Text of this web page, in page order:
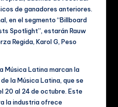
de ganadores anteriores.
en el segmento “Billboard
Spotlight”, estarán Rauw
Regida, Karol G, Peso
Música Latina marcan la
la Música Latina, que se
20 al 24 de octubre. Este
la industria ofrece